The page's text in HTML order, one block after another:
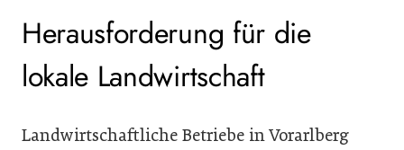
Herausforderung für die
lokale Landwirtschaft
Landwirtschaftliche Betriebe in Vorarlberg